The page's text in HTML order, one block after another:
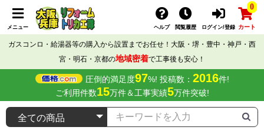
メニュー ヘルプ 閲覧履歴 ログイン/登録
0
カート
ガスコンロ・給湯器等の購入から設置までお任せ！大阪・堺・豊中・神戸・西
宮・明石・京都の地域密着で工事後も安心！
圧倒的満足度97%! 投稿数： 2016件!
ご利用件数15万件＆工事実績5万件突破!